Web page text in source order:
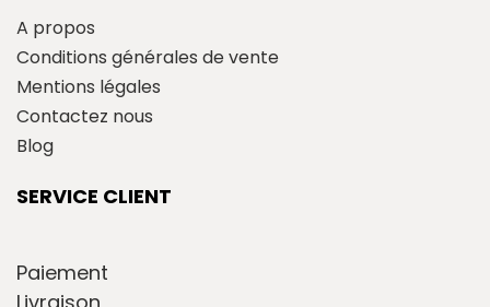
A propos
Conditions générales de vente
Mentions légales
Contactez nous
Blog
SERVICE CLIENT
Paiement